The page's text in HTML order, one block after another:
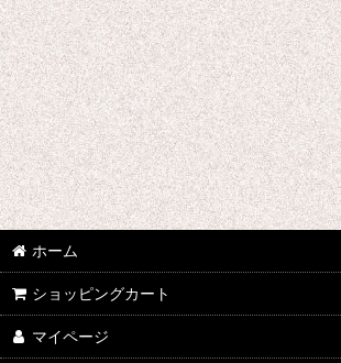
ホーム
ショッピングカート
マイページ